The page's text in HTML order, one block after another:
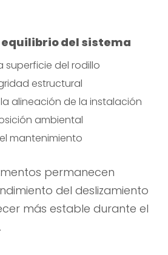
equilibrio del sistema
superficie del rodillo
estructural
alineación de la instalación
ambiental
mantenimiento
permanecen
del deslizamiento
más estable durante el